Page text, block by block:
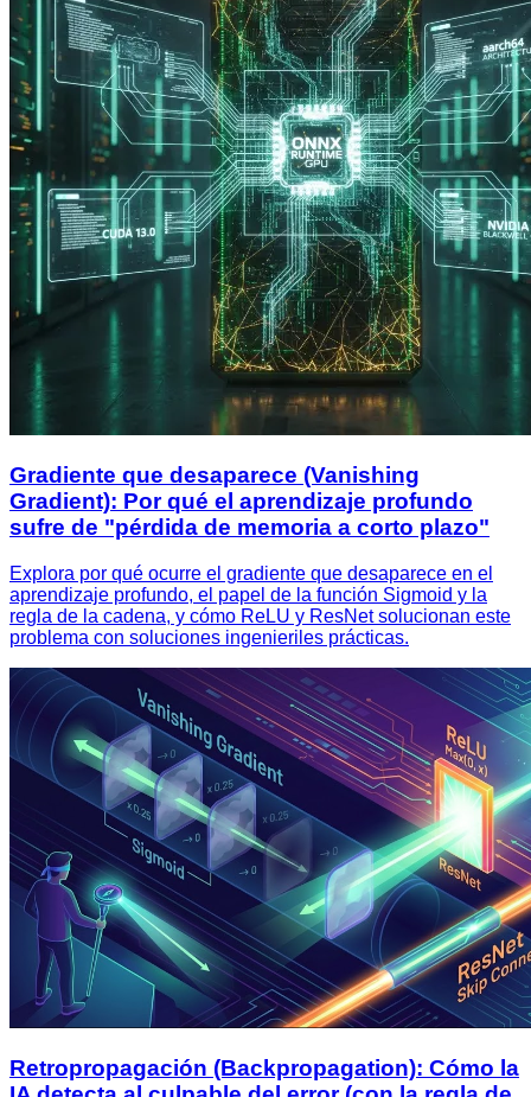
Gradiente que desaparece (Vanishing
Gradient): Por qué el aprendizaje profundo
sufre de "pérdida de memoria a corto plazo"
Explora por qué ocurre el gradiente que desaparece en el
aprendizaje profundo, el papel de la función Sigmoid y la
regla de la cadena, y cómo ReLU y ResNet solucionan este
problema con soluciones ingenieriles prácticas.
Retropropagación (Backpropagation): Cómo la